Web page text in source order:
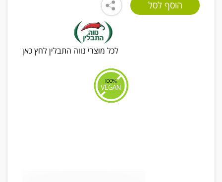
לכל מוצרי נווה התבלין לחץ כאן